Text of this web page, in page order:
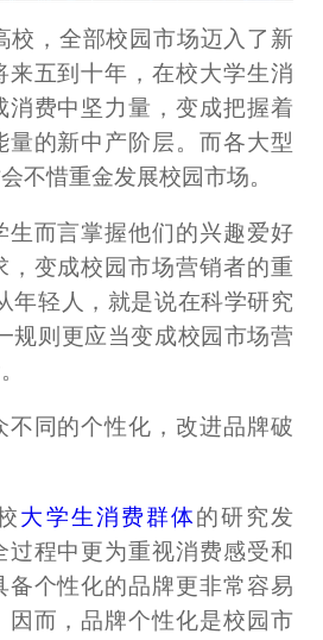
校，全部校园市场迈入了新
来五到十年，在校大学生消
消费中坚力量，变成把握着
量的新中产阶层。而各大型
不惜重金发展校园市场。
生而言掌握他们的兴趣爱好
，变成校园市场营销者的重
年轻人，就是说在科学研究
规则更应当变成校园市场营
不同的个性化，改进品牌破
大学生消费群体的研究发
过程中更为重视消费感受和
备个性化的品牌更非常容易
因而，品牌个性化是校园市